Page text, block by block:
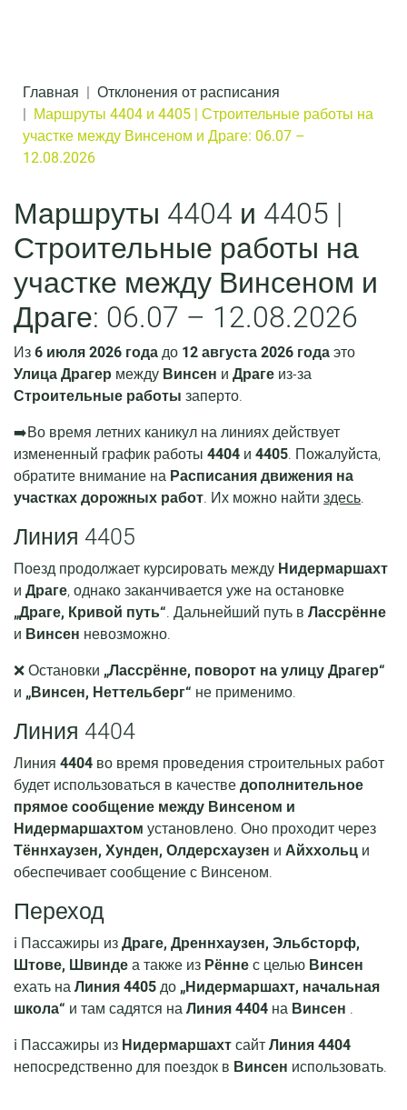
Главная
Отклонения от расписания
Маршруты 4404 и 4405 | Строительные работы на
участке между Винсеном и Драге: 06.07 –
12.08.2026
Маршруты 4404 и 4405 |
Строительные работы на
участке между Винсеном и
Драге: 06.07 – 12.08.2026
Из 6 июля 2026 года до 12 августа 2026 года это
Улица Драгер между Винсен и Драге из-за
Строительные работы заперто.
➡️Во время летних каникул на линиях действует
измененный график работы 4404 и 4405. Пожалуйста,
обратите внимание на Расписания движения на
участках дорожных работ. Их можно найти здесь.
Линия 4405
Поезд продолжает курсировать между Нидермаршахт
и Драге, однако заканчивается уже на остановке
„Драге, Кривой путь“. Дальнейший путь в Лассрённе
и Винсен невозможно.
❌ Остановки „Лассрённе, поворот на улицу Драгер“
и „Винсен, Неттельберг“ не применимо.
Линия 4404
Линия 4404 во время проведения строительных работ
будет использоваться в качестве дополнительное
прямое сообщение между Винсеном и
Нидермаршахтом установлено. Оно проходит через
Тённхаузен, Хунден, Олдерсхаузен и Айххольц и
обеспечивает сообщение с Винсеном.
Переход
ℹ️ Пассажиры из Драге, Дреннхаузен, Эльбсторф,
Штове, Швинде а также из Рённе с целью Винсен
ехать на Линия 4405 до „Нидермаршахт, начальная
школа“ и там садятся на Линия 4404 на Винсен .
ℹ️ Пассажиры из Нидермаршахт сайт Линия 4404
непосредственно для поездок в Винсен использовать.